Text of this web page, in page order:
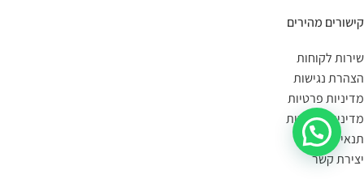
קישורים מהירים
שירות לקוחות
הצהרת נגישות
מדיניות פרטיות
מדיניות החזרות
תנאי שימוש
יצירת קשר